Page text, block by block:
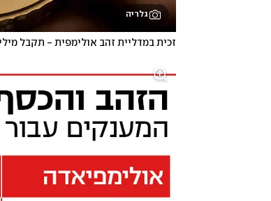
גלריה
זכית במדליית זהב אולימפית - תקבל